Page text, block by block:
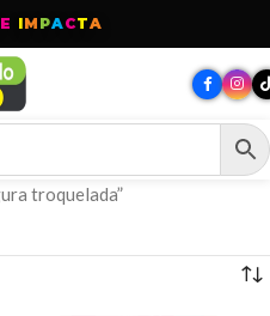
E IM PACTA
troquelada”